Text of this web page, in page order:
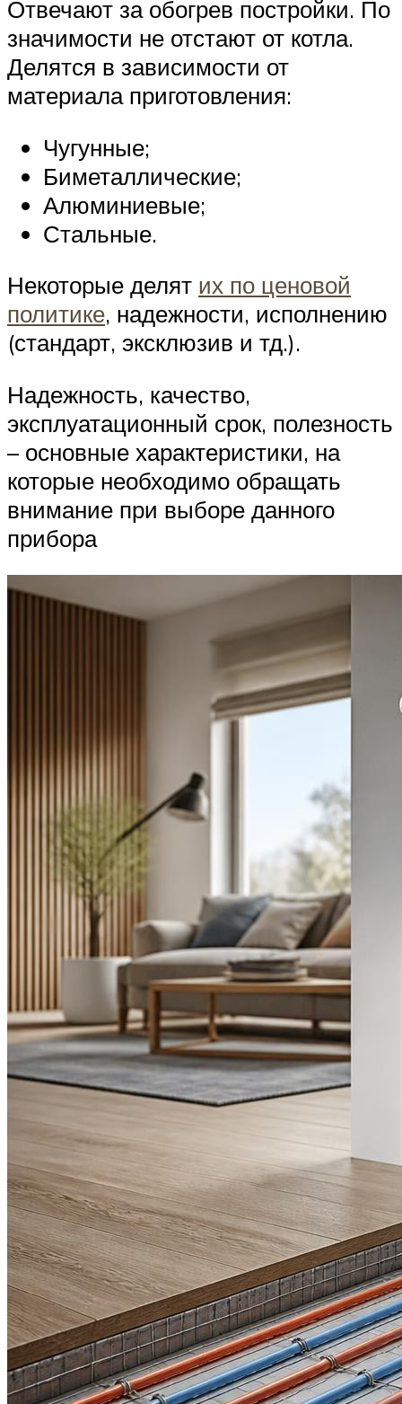
Отвечают за обогрев постройки. По
значимости не отстают от котла.
Делятся в зависимости от
материала приготовления:
Чугунные;
Биметаллические;
Алюминиевые;
Стальные.
Некоторые делят их по ценовой
политике, надежности, исполнению
(стандарт, эксклюзив и тд.).
Надежность, качество,
эксплуатационный срок, полезность
– основные характеристики, на
которые необходимо обращать
внимание при выборе данного
прибора